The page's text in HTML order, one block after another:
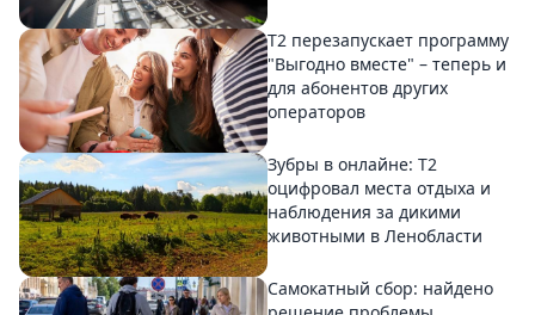
Т2 перезапускает программу
"Выгодно вместе" – теперь и
для абонентов других
операторов
Зубры в онлайне: Т2
оцифровал места отдыха и
наблюдения за дикими
животными в Ленобласти
Самокатный сбор: найдено